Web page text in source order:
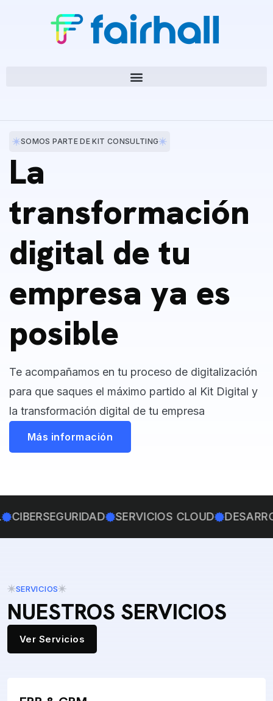
SOMOS PARTE DE KIT CONSULTING
La
transformación
digital de tu
empresa ya es
posible
Te acompañamos en tu proceso de digitalización
para que saques el máximo partido al Kit Digital y
la transformación digital de tu empresa
Más información
SERVICIOS CLOUD DESARROLLO
SERVICIOS
NUESTROS SERVICIOS
Ver Servicios